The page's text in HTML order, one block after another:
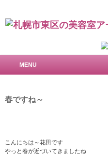
MENU
春ですね～
こんにちは～花田です
やっと春が近づいてきましたね